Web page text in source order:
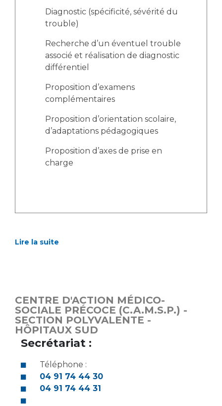
Diagnostic (spécificité, sévérité du
trouble)
Recherche d’un éventuel trouble
associé et réalisation de diagnostic
différentiel
Proposition d’examens
complémentaires
Proposition d’orientation scolaire,
d’adaptations pédagogiques
Proposition d’axes de prise en
charge
Lire la suite
CENTRE D'ACTION MÉDICO-
SOCIALE PRÉCOCE (C.A.M.S.P.) -
SECTION POLYVALENTE -
HÔPITAUX SUD
Secrétariat :
Téléphone :
04 91 74 44 30
04 91 74 44 31